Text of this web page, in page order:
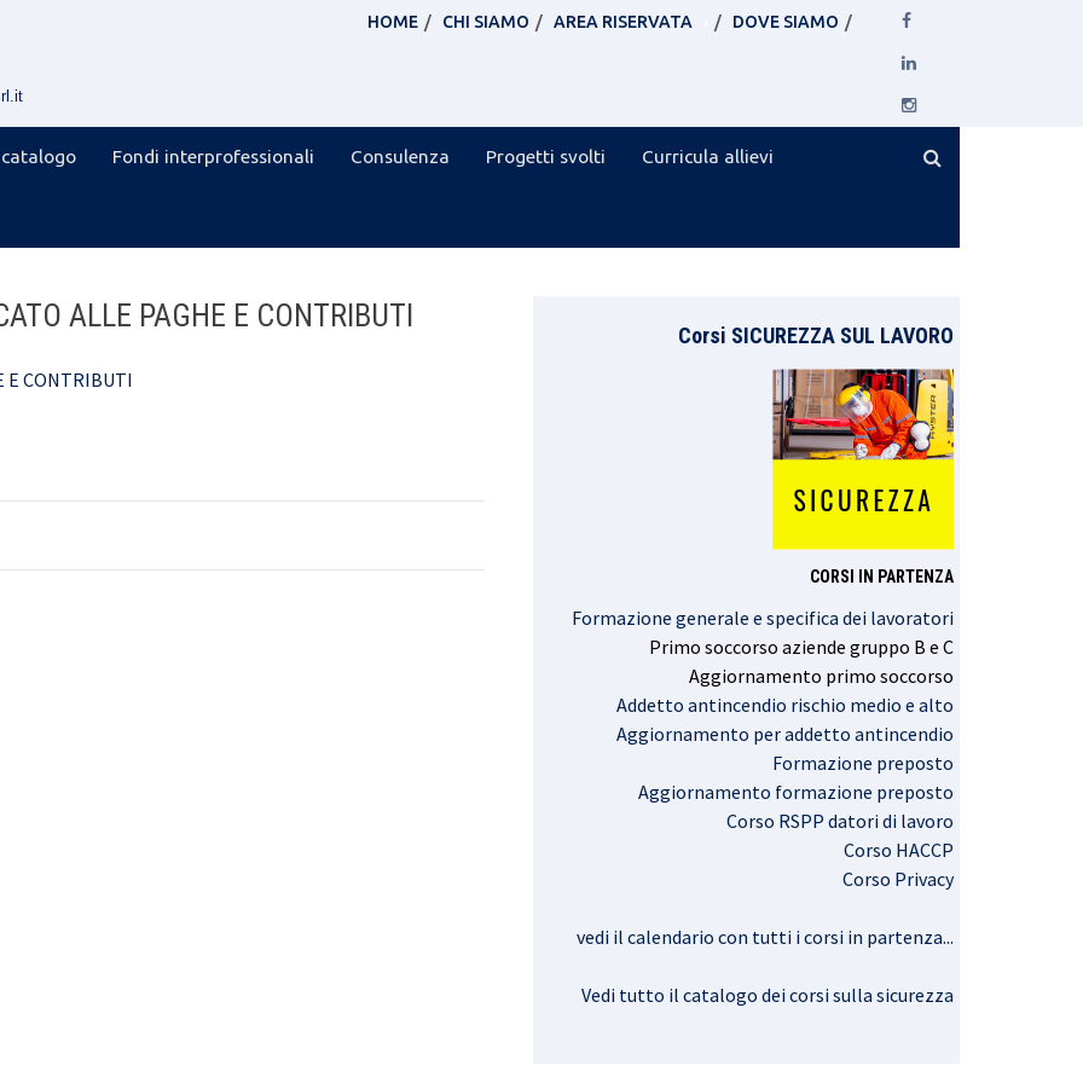
HOME CHI SIAMO AREA RISERVATA DOVE SIAMO
Fondi interprofessionali Consulenza Progetti svolti Curricula allievi
ALLE PAGHE E CONTRIBUTI
E CONTRIBUTI
Corsi SICUREZZA SUL LAVORO
CORSI IN PARTENZA
Formazione generale e specifica dei lavoratori
Primo soccorso aziende gruppo B e C
Aggiornamento primo soccorso
Addetto antincendio rischio medio e alto
Aggiornamento per addetto antincendio
Formazione preposto
Aggiornamento formazione preposto
Corso RSPP datori di lavoro
Corso HACCP
Corso Privacy
vedi il calendario con tutti i corsi in partenza...
Vedi tutto il catalogo dei corsi sulla sicurezza